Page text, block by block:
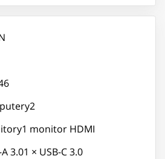
monitor HDMI
3.01 × USB-C 3.0